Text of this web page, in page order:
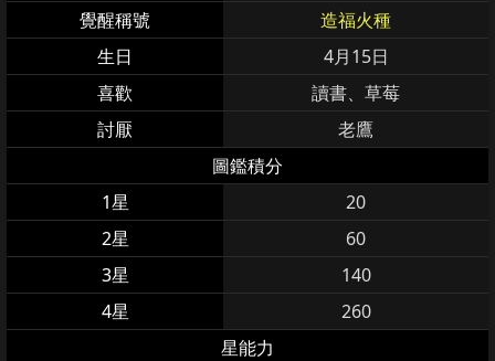
覺醒稱號
造福火種
生日
4月15日
喜歡
讀書、草莓
討厭
老鷹
圖鑑積分
1星
20
2星
60
3星
140
4星
260
星能力